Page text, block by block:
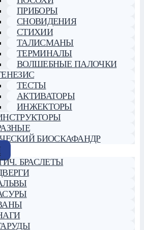
ПРИБОРЫ
СНОВИДЕНИЯ
СТИХИИ
ТАЛИСМАНЫ
ТЕРМИНАЛЫ
ВОЛШЕБНЫЕ ПАЛОЧКИ
ТЕСТЫ
АКТИВАТОРЫ
ИНЖЕКТОРЫ
БИОСКАФАНДР
БРАСЛЕТЫ